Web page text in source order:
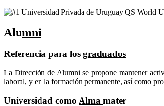
Alumni
Referencia para los graduados
La Dirección de Alumni se propone mantener
laboral, y en la formación permanente, así como
Universidad como Alma mater